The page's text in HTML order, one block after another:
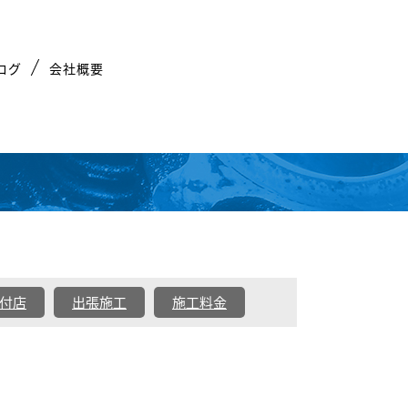
グ 会社概要
店 出張施工 施工料金